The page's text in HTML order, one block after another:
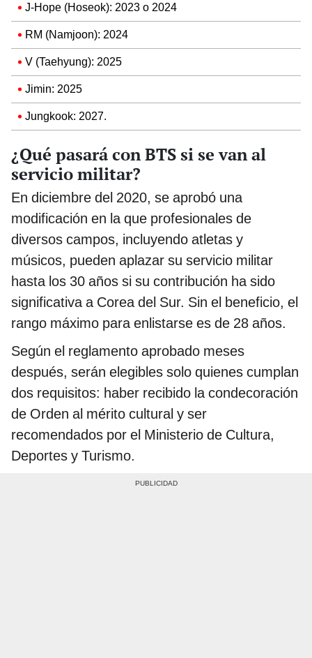
J-Hope (Hoseok): 2023 o 2024
RM (Namjoon): 2024
V (Taehyung): 2025
Jimin: 2025
Jungkook: 2027.
¿Qué pasará con BTS si se van al
servicio militar?
En diciembre del 2020, se aprobó una
modificación en la que profesionales de
diversos campos, incluyendo atletas y
músicos, pueden aplazar su servicio militar
hasta los 30 años si su contribución ha sido
significativa a Corea del Sur. Sin el beneficio, el
rango máximo para enlistarse es de 28 años.
Según el reglamento aprobado meses
después, serán elegibles solo quienes cumplan
dos requisitos: haber recibido la condecoración
de Orden al mérito cultural y ser
recomendados por el Ministerio de Cultura,
Deportes y Turismo.